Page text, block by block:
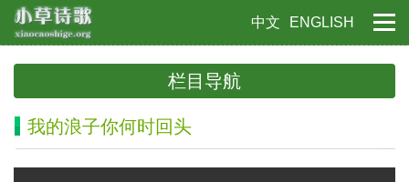
中文 ENGLISH
栏目导航
我的浪子你何时回头